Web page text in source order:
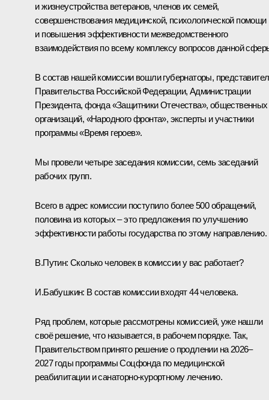
и жизнеустройства ветеранов, членов их семей,
совершенствования медицинской, психологической помощи
и повышения эффективности межведомственного
взаимодействия по всему комплексу вопросов данной
В состав нашей комиссии вошли губернаторы,
Правительства Российской Федерации, Администрации
Президента, фонда «Защитники Отечества», общественных
организаций, «Народного фронта», эксперты и участники
программы «Время героев».
Мы провели четыре заседания комиссии, семь заседаний
рабочих групп.
Всего в адрес комиссии поступило более 500 обращений,
половина из которых – это предложения по улучшению
эффективности работы государства по этому направлению.
В.Путин: Сколько человек в комиссии у вас работает?
И.Бабушкин: В состав комиссии входят 44 человека.
Ряд проблем, которые рассмотрены комиссией, уже нашли
своё решение, что называется, в рабочем порядке. Так,
Правительством принято решение о продлении на 2026–
2027 годы программы Соцфонда по медицинской
реабилитации и санаторно-курортному лечению.